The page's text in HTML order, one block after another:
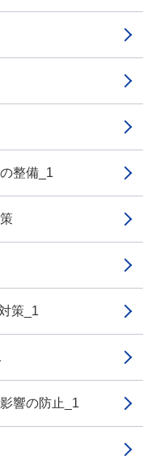
整備_1
策_1
響の防止_1